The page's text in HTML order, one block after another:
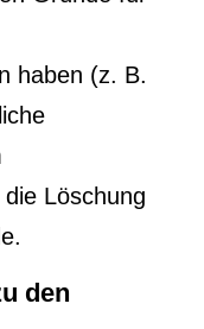
haben (z. B.
Löschung
den